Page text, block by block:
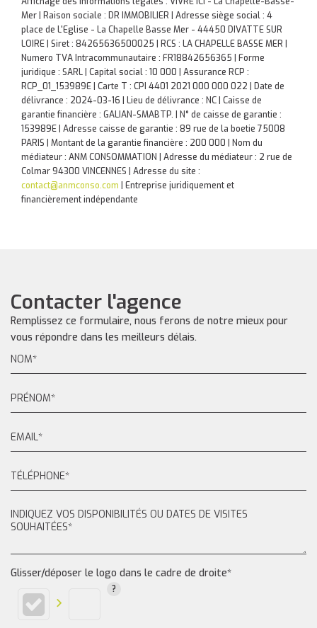
Mer | Raison sociale : DR IMMOBILIER | Adresse siège social : 4
place de L'Eglise - La Chapelle Basse Mer - 44450 DIVATTE SUR
LOIRE | Siret : 84265636500025 | RCS : LA CHAPELLE BASSE MER |
Numero TVA Intracommunautaire : FR18842656365 | Forme
juridique : SARL | Capital social : 10 000 | Assurance RCP :
RCP_01_153989E | Carte T : CPI 4401 2021 000 000 022 | Date de
délivrance : 2024-03-16 | Lieu de délivrance : NC | Caisse de
garantie financière : GALIAN-SMABTP. | N° de caisse de garantie :
153989E | Adresse caisse de garantie : 89 rue de la boetie 75008
PARIS | Montant de la garantie financière : 200 000 | Nom du
médiateur : ANM CONSOMMATION | Adresse du médiateur : 2 rue de
Colmar 94300 VINCENNES | Adresse du site :
contact@anmconso.com
Entreprise juridiquement et
financièrement indépendante
Contacter l'agence
Remplissez ce formulaire, nous ferons de notre mieux pour
vous répondre dans les meilleurs délais.
Glisser/déposer le logo dans le cadre de droite*